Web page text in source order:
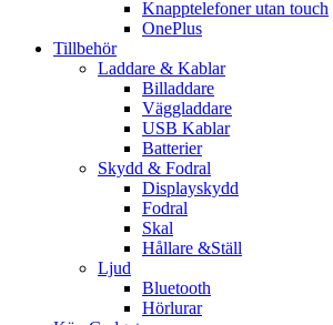
Knapptelefoner utan touch
OnePlus
Tillbehör
Laddare & Kablar
Billaddare
Väggladdare
USB Kablar
Batterier
Skydd & Fodral
Displayskydd
Fodral
Skal
Hållare &Ställ
Ljud
Bluetooth
Hörlurar